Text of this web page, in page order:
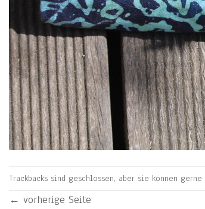
Trackbacks sind geschlossen, aber sie können gerne
← vorherige Seite